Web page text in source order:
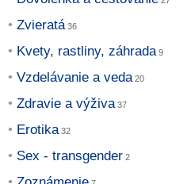
Zvieratá
Kvety, rastliny, záhrada
Vzdelávanie a veda
Zdravie a výživa
Erotika
Sex - transgender